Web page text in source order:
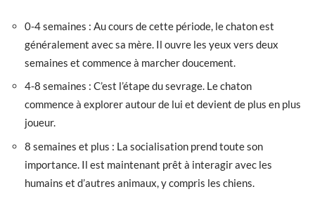
0-4 semaines : Au cours de cette période, le chaton est
généralement avec sa mère. Il ouvre les yeux vers deux
semaines et commence à marcher doucement.
4-8 semaines : C’est l’étape du sevrage. Le chaton
commence à explorer autour de lui et devient de plus en plus
joueur.
8 semaines et plus : La socialisation prend toute son
importance. Il est maintenant prêt à interagir avec les
humains et d’autres animaux, y compris les chiens.